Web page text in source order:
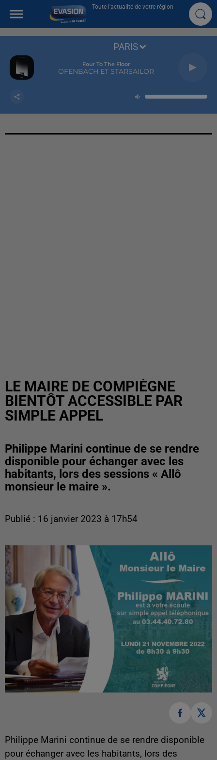
Toute l'actualité de votre région
Four To The Floor
OFENBACH ET STARSAILOR
PARIS
LE MAIRE DE COMPIÈGNE
BIENTÔT ACCESSIBLE PAR
SIMPLE APPEL
Philippe Marini continue de se rendre
disponible pour échanger avec les
habitants, lors des sessions « Allô
monsieur le maire ».
Publié : 16 janvier 2023 à 17h54
Philippe Marini continue de se rendre disponible
pour échanger avec les habitants, lors des